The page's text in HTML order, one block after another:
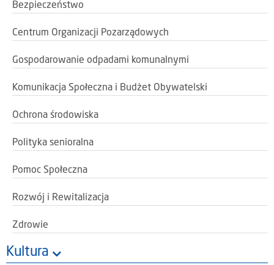
Bezpieczeństwo
Centrum Organizacji Pozarządowych
Gospodarowanie odpadami komunalnymi
Komunikacja Społeczna i Budżet Obywatelski
Ochrona środowiska
Polityka senioralna
Pomoc Społeczna
Rozwój i Rewitalizacja
Zdrowie
Kultura